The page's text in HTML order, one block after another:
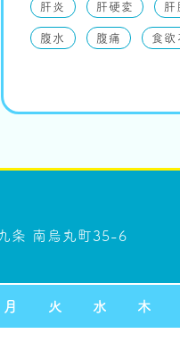
肝炎 肝硬変 肝
腹水 腹痛 食欲
条 南烏丸町35-6
月 火 水 木